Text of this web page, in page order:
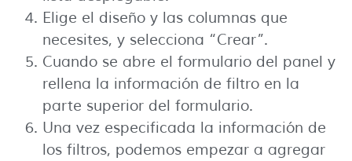
Elige el diseño y las columnas que
necesites, y selecciona “Crear”.
Cuando se abre el formulario del panel y
rellena la información de filtro en la
parte superior del formulario.
Una vez especificada la información de
los filtros, podemos empezar a agregar